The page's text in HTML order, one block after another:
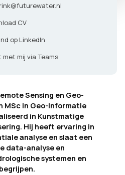
Sensing en Geo-
MSc in Geo-Informatie
in Kunstmatige
Hij heeft ervaring in
analyse en slaat een
data-analyse en
systemen en
CV
op LinkedIn
met mij via Teams